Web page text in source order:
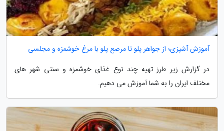
آموزش آشپزی؛ از جواهر پلو تا مرصع پلو با مرغ خوشمزه و مجلسی
در گزارش زیر طرز تهیه چند نوع غذای خوشمزه و سنتی شهر های
مختلف ایران را به شما آموزش می دهیم.